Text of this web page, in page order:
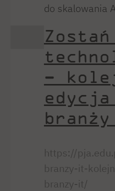
do skalowania
–
edycja
https://
branzy-it-
branzy-it/